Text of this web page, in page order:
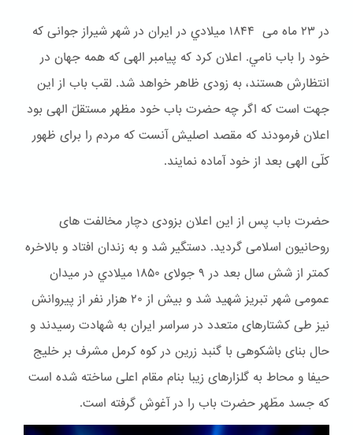
در ۲۳ ماه می ۱۸۴۴ ميلادي در ایران در شهر شیراز جوانی که
خود را باب نامي. اعلان کرد که پیامبر الهی که همه جهان در
انتظارش هستند، به زودی ظاهر خواهد شد. لقب باب از این
جهت است که اگر چه حضرت باب خود مظهر مستقلّ الهی بود
اعلان فرمودند که مقصد اصلیش آنست که مردم را برای ظهور
کلّی الهی بعد از خود آماده نمایند.
حضرت باب پس از این اعلان بزودی دچار مخالفت های
روحانیون اسلامی گردید. دستگیر شد و به زندان افتاد و بالاخره
کمتر از شش سال بعد در ۹ جولای ۱۸۵۰ ميلادي در میدان
عمومی شهر تبریز شهید شد و بیش از ۲۰ هزار نفر از پیروانش
نیز طی کشتارهای متعدد در سراسر ایران به شهادت رسیدند و
حال بنای باشكوهی با گنبد زرین در کوه کرمل مشرف بر خلیج
حیفا و محاط به گلزارهای زیبا بنام مقام اعلی ساخته شده است
که جسد مطّهر حضرت باب را در آغوش گرفته است.